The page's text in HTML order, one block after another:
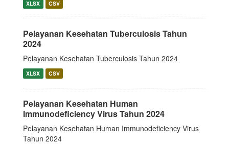
XLSX CSV
Pelayanan Kesehatan Tuberculosis Tahun
2024
Pelayanan Kesehatan Tuberculosis Tahun 2024
XLSX CSV
Pelayanan Kesehatan Human
Immunodeficiency Virus Tahun 2024
Pelayanan Kesehatan Human Immunodeficiency Virus
Tahun 2024